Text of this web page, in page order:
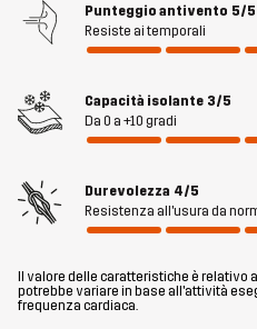
ghette antineve, tasche pratiche
appassionato di sci, snowboard
AccXel 2L sono il capo
Il modello è alto 190 cm e
Fit REGULAR
Materiale 2
Punteggio antivento 5/5
Resiste ai temporali
Capacità isolante 3/5
Da 0 a +10 gradi
Durevolezza 4/5
Resistenza all'usura da
Il valore delle caratteristiche è relativo
potrebbe variare in base all'attività
frequenza cardiaca.